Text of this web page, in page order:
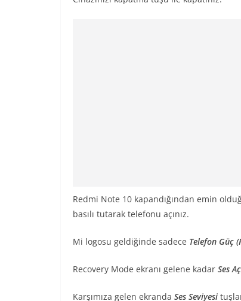
Redmi Note 10 kapandığından emin
basılı tutarak telefonu açınız.
Mi logosu geldiğinde sadece Telefon Güç
Recovery Mode ekranı gelene kadar Ses
Karşımıza gelen ekranda Ses Seviyesi